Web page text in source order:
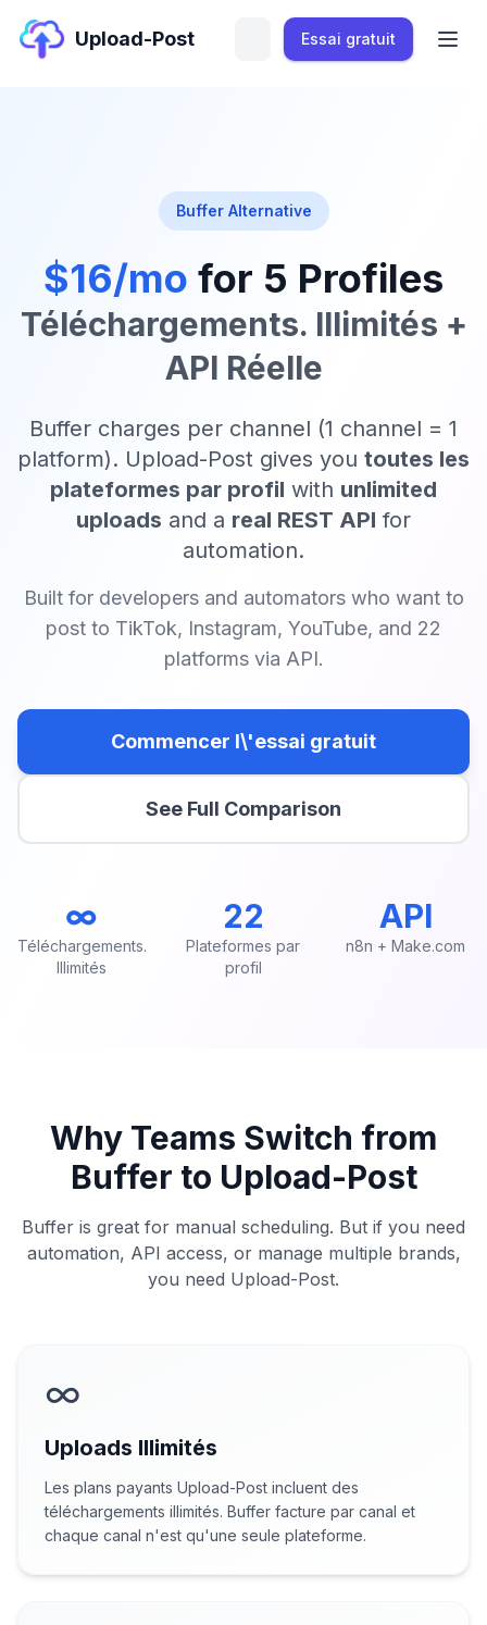
Upload-Post Essai gratuit
Buffer Alternative
$16/mo for 5 Profiles
Téléchargements. Illimités +
API Réelle
Buffer charges per channel (1 channel = 1
platform). Upload-Post gives you toutes les
plateformes par profil with unlimited
uploads and a real REST API for
automation.
Built for developers and automators who want to
post to TikTok, Instagram, YouTube, and 22
platforms via API.
Commencer l\'essai gratuit
See Full Comparison
∞
Téléchargements.
Illimités
22
Plateformes par
profil
API
n8n + Make.com
Why Teams Switch from
Buffer to Upload-Post
Buffer is great for manual scheduling. But if you need
automation, API access, or manage multiple brands,
you need Upload-Post.
∞
Uploads Illimités
Les plans payants Upload-Post incluent des
téléchargements illimités. Buffer facture par canal et
chaque canal n'est qu'une seule plateforme.